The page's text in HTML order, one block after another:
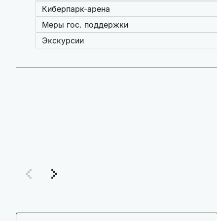
Киберпарк-арена
Меры гос. поддержки
Экскурсии